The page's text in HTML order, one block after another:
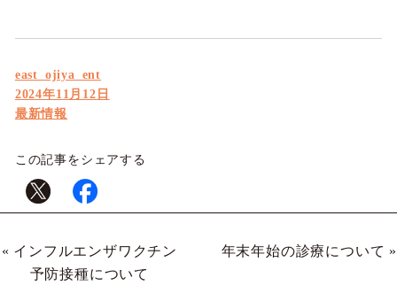
投
稿
者
east_ojiya_ent
投
稿
2024年11月12日
カ
ー
最新情報
この記事をシェアする
« インフルエンザワクチン
予防接種について
年末年始の診療について »